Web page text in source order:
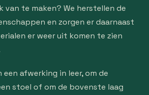
van te maken? We herstellen de
en zorgen er daarnaast
er weer uit komen te zien
een afwerking in leer, om de
stoel of om de bovenste laag